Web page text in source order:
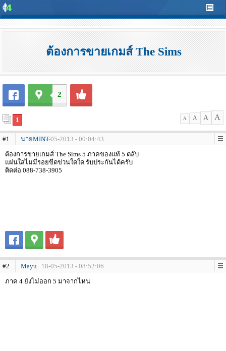
ต้องการขายเกมส์ The Sims
2
1 A A A A
#1 นายMINT17-05-2013 - 00:04:43
ต้องการขายเกมส์ The Sims 5 ภาคของแท้ 5 ตลับ
แผ่นใสไม่มีรอยขีดข่วนใดใด รับประกันได้ครับ
ติดต่อ 088-738-3905
#2 Mayu
18-05-2013 - 08:52:06
ภาค 4 ยังไม่ออก 5 มาจากไหน